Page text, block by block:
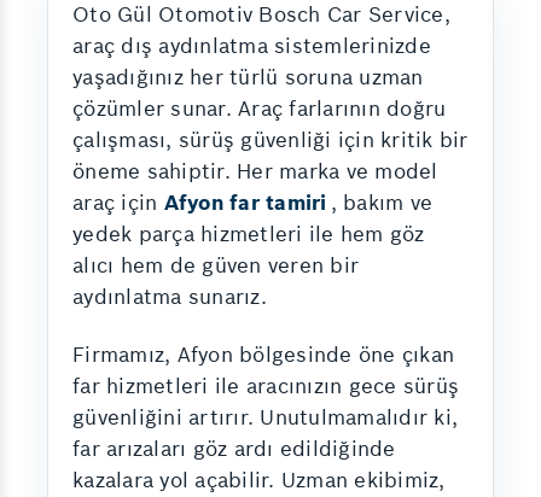
Oto Gül Otomotiv Bosch Car Service,
araç dış aydınlatma sistemlerinizde
yaşadığınız her türlü soruna uzman
çözümler sunar. Araç farlarının doğru
çalışması, sürüş güvenliği için kritik bir
öneme sahiptir. Her marka ve model
araç için Afyon far tamiri , bakım ve
yedek parça hizmetleri ile hem göz
alıcı hem de güven veren bir
aydınlatma sunarız.
Firmamız, Afyon bölgesinde öne çıkan
far hizmetleri ile aracınızın gece sürüş
güvenliğini artırır. Unutulmamalıdır ki,
far arızaları göz ardı edildiğinde
kazalara yol açabilir. Uzman ekibimiz,